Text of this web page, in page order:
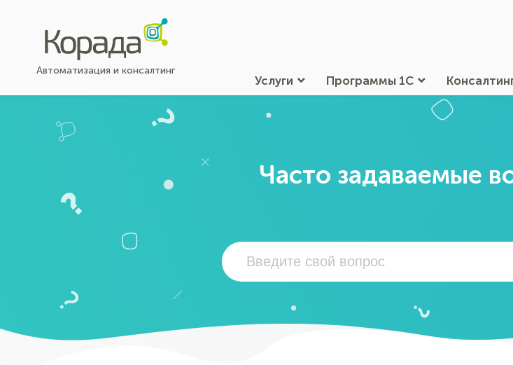
Автоматизация и консалтинг
Услуги Программы 1С
Часто задаваемые